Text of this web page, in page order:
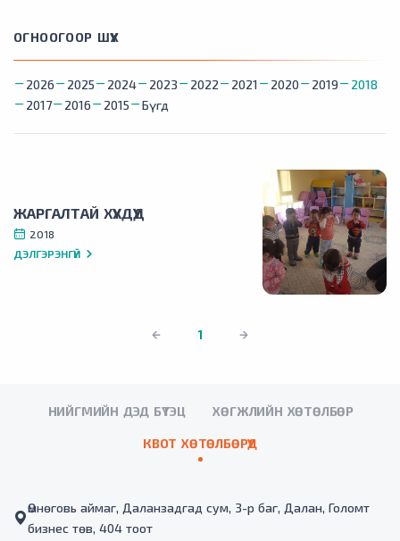
ЖАРГАЛТАЙ ХҮҮХДҮҮД
2018
ДЭЛГЭРЭНГҮЙ
ОГНООГООР ШҮҮХ
2026 2025 2024 2023 2022 2021 2020 2019
2018
2017
2016 2015 Бүгд
1
НИЙГМИЙН ДЭД БҮТЭЦ ХӨГЖЛИЙН ХӨТӨЛБӨР
КВОТ ХӨТӨЛБӨРҮҮД
Өмнөговь аймаг, Даланзадгад сум, 3-р баг, Далан, Голомт
бизнес төв, 404 тоот